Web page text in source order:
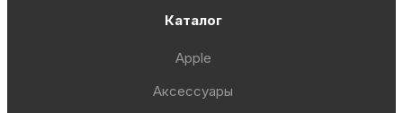
Каталог
Apple
Аксессуары